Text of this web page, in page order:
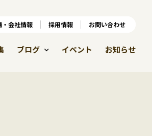
るご質問 店舗・会社情報 採用情報
ブログ イベント お知らせ
・会社情報 採用情報 お問い合わせ